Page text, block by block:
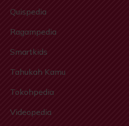
Quispedia
Ragampedia
Smartkids
Tahukah Kamu
Tokohpedia
Videopedia